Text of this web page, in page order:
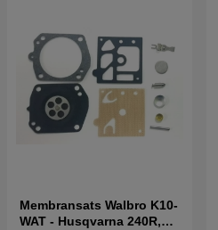
Membransats Walbro K10-
WAT - Husqvarna 240R,